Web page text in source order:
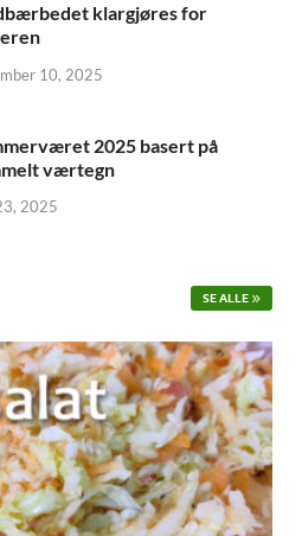
klargjøres for
10, 2025
2025 basert på
værtegn
2025
SE ALLE